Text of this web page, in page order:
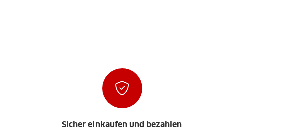
Sicher einkaufen und bezahlen